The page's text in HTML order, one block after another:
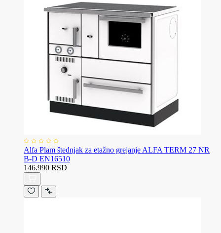
Alfa Plam štednjak za etažno grejanje ALFA TERM 27 NR
B-D EN16510
146.990 RSD